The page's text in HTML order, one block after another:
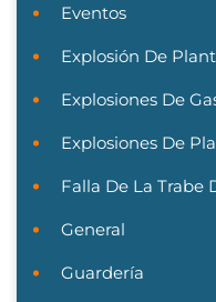
Eventos
Explosión De
Explosiones De
Explosiones De
Falla De La Trabe
General
Guardería